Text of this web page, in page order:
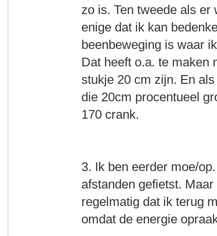
zo is. Ten tweede als
enige dat ik kan
beenbeweging is waar
Dat heeft o.a. te maken
stukje 20 cm zijn. En
die 20cm procentueel
170 crank.
3. Ik ben eerder moe/
afstanden gefietst.
regelmatig dat ik terug
omdat de energie